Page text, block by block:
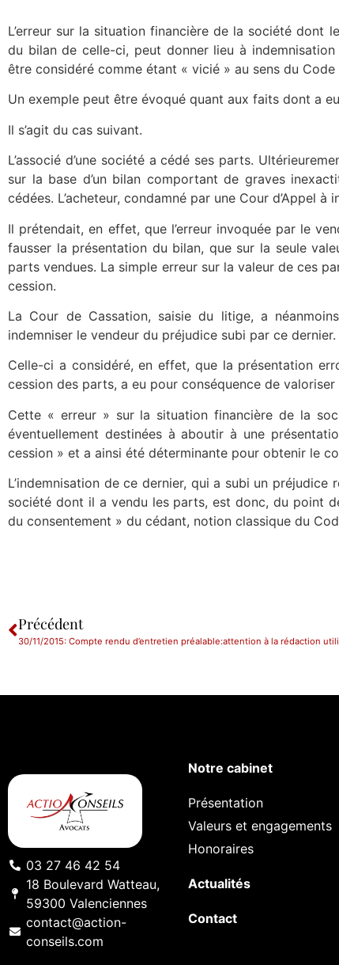
L’erreur sur la situation financière de la société dont
du bilan de celle-ci, peut donner lieu à
être considéré comme étant « vicié » au sens du Code
Un exemple peut être évoqué quant aux faits dont a
Il s’agit du cas suivant.
L’associé d’une société a cédé ses parts.
sur la base d’un bilan comportant de graves
cédées. L’acheteur, condamné par une Cour d’Appel
Il prétendait, en effet, que l’erreur invoquée par le
fausser la présentation du bilan, que sur la seule
parts vendues. La simple erreur sur la valeur de ces
cession.
La Cour de Cassation, saisie du litige, a
indemniser le vendeur du préjudice subi par ce dernier.
Celle-ci a considéré, en effet, que la présentation
cession des parts, a eu pour conséquence de
Cette « erreur » sur la situation financière de la
éventuellement destinées à aboutir à une
cession » et a ainsi été déterminante pour obtenir le
L’indemnisation de ce dernier, qui a subi un
société dont il a vendu les parts, est donc, du point
du consentement » du cédant, notion classique du
Précédent
30/11/2015: Compte rendu d’entretien préalable:attention à la rédaction
03 27 46 42 54
18 Boulevard Watteau,
59300 Valenciennes
contact@action-
conseils.com
Notre cabinet
Présentation
Valeurs et engagements
Honoraires
Actualités
Contact